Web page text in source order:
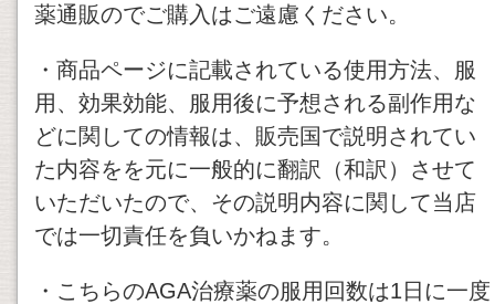
薬通販のでご購入はご遠慮ください。
・商品ページに記載されている使用方法、服
用、効果効能、服用後に予想される副作用な
どに関しての情報は、販売国で説明されてい
た内容をを元に一般的に翻訳（和訳）させて
いただいたので、その説明内容に関して当店
では一切責任を負いかねます。
・こちらのAGA治療薬の服用回数は1日に一度